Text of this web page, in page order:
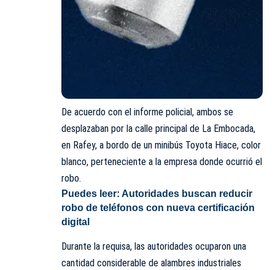
De acuerdo con el informe policial, ambos se
desplazaban por la calle principal de La Embocada,
en Rafey, a bordo de un minibús Toyota Hiace, color
blanco, perteneciente a la empresa donde ocurrió el
robo.
Puedes leer: Autoridades buscan reducir
robo de teléfonos con nueva certificación
digital
Durante la requisa, las autoridades ocuparon una
cantidad considerable de alambres industriales